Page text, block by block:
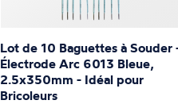
Lot de 10 Baguettes à Souder
Électrode Arc 6013 Bleue,
2.5x350mm - Idéal pour
Bricoleurs